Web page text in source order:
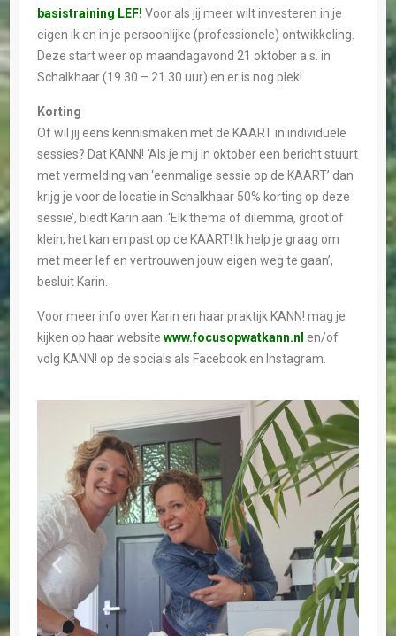
basistraining LEF! Voor als jij meer wilt investeren in je
eigen ik en in je persoonlijke (professionele) ontwikkeling.
Deze start weer op maandagavond 21 oktober a.s. in
Schalkhaar (19.30 – 21.30 uur) en er is nog plek!
Korting
Of wil jij eens kennismaken met de KAART in individuele
sessies? Dat KANN! ‘Als je mij in oktober een bericht stuurt
met vermelding van ‘eenmalige sessie op de KAART’ dan
krijg je voor de locatie in Schalkhaar 50% korting op deze
sessie’, biedt Karin aan. ‘Elk thema of dilemma, groot of
klein, het kan en past op de KAART! Ik help je graag om
met meer lef en vertrouwen jouw eigen weg te gaan’,
besluit Karin.
Voor meer info over Karin en haar praktijk KANN! mag je
kijken op haar website www.focusopwatkann.nl en/of
volg KANN! op de socials als Facebook en Instagram.